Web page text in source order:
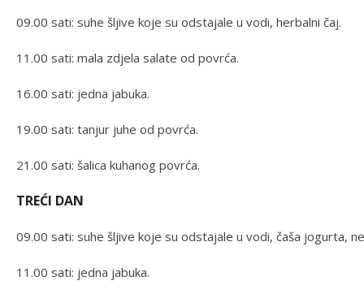
09.00 sati: suhe šljive koje su odstajale u vodi, herbalni čaj.
11.00 sati: mala zdjela salate od povrća.
16.00 sati: jedna jabuka.
19.00 sati: tanjur juhe od povrća.
21.00 sati: šalica kuhanog povrća.
TREĆI DAN
09.00 sati: suhe šljive koje su odstajale u vodi, čaša jogurta,
11.00 sati: jedna jabuka.